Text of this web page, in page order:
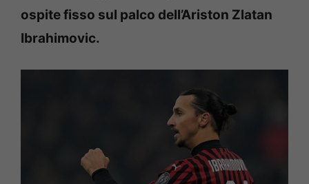
ospite fisso sul palco dell’Ariston Zlatan
Ibrahimovic.